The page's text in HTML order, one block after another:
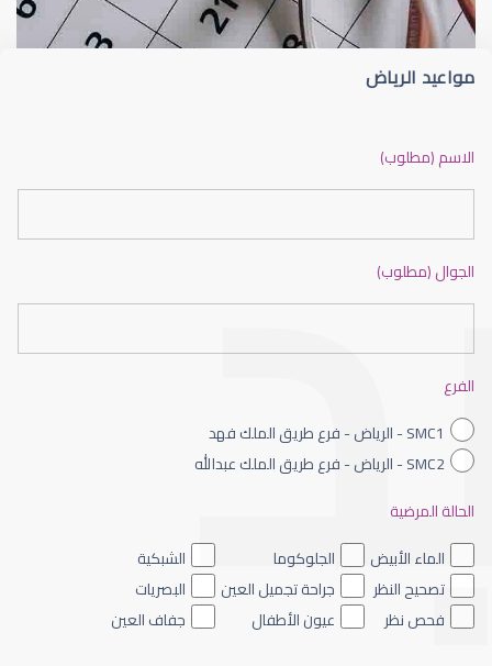
ضعف نظر الاطفال
ضعف نظر العين اليسرى
مواعيد الرياض
الاسم (مطلوب)
الجوال (مطلوب)
الفرع
SMC1 - الرياض - فرع طريق الملك فهد
SMC2 - الرياض - فرع طريق الملك عبدالله
الحالة المرضية
الماء الأبيض
الجلوكوما
الشبكية
تصحيح النظر
جراحة تجميل العين
البصريات
فحص نظر
عيون الأطفال جفاف العين